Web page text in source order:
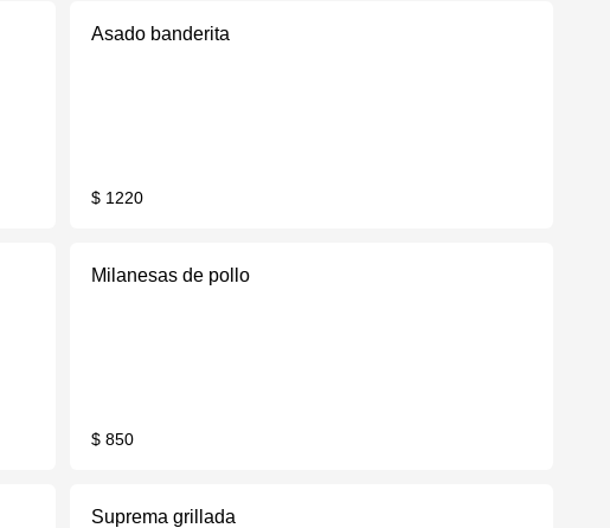
Asado banderita
$ 1220
Milanesas de pollo
$ 850
Suprema grillada